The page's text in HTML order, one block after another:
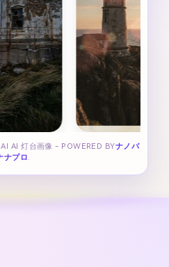
AI 灯台画像 - POWERED BYナノバ
ナプロ.